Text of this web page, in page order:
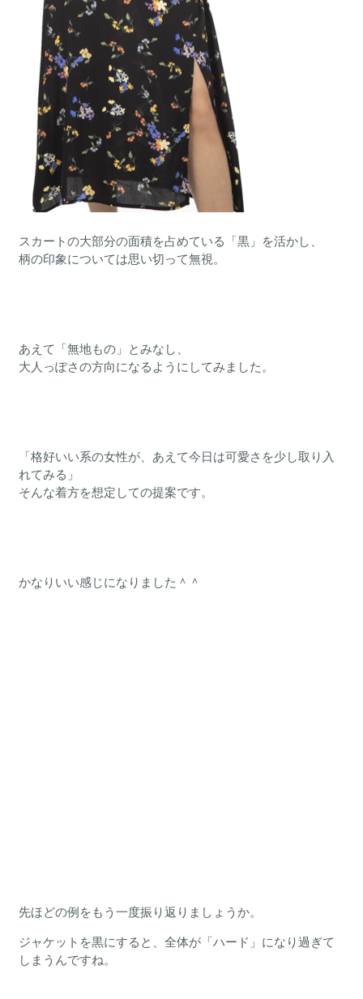
スカートの大部分の面積を占めている「黒」を活かし、
柄の印象については思い切って無視。
あえて「無地もの」とみなし、
大人っぽさの方向になるようにしてみました。
「格好いい系の女性が、あえて今日は可愛さを少し取り入
れてみる」
そんな着方を想定しての提案です。
かなりいい感じになりました＾＾
先ほどの例をもう一度振り返りましょうか。
ジャケットを黒にすると、全体が「ハード」になり過ぎて
しまうんですね。